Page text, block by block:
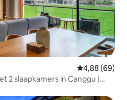
Gemiddelde
4,88 (69)
2 slaapkamers in Canggu |